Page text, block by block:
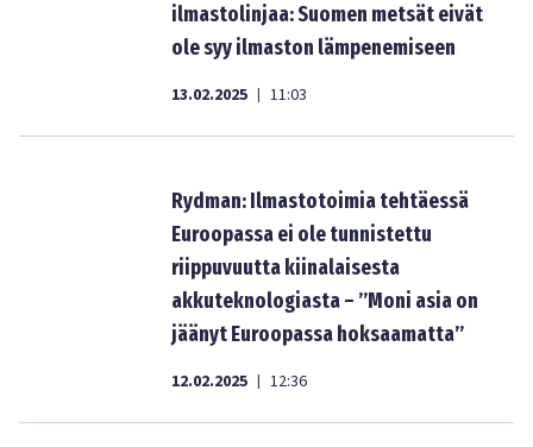
ilmastolinjaa: Suomen metsät eivät
ole syy ilmaston lämpenemiseen
13.02.2025 | 11:03
Rydman: Ilmastotoimia tehtäessä
Euroopassa ei ole tunnistettu
riippuvuutta kiinalaisesta
akkuteknologiasta – ”Moni asia on
jäänyt Euroopassa hoksaamatta”
12.02.2025 | 12:36